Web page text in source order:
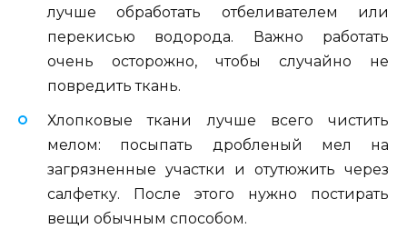
лучше обработать отбеливателем или
перекисью водорода. Важно работать
очень осторожно, чтобы случайно не
повредить ткань.
Хлопковые ткани лучше всего чистить
мелом: посыпать дробленый мел на
загрязненные участки и отутюжить через
салфетку. После этого нужно постирать
вещи обычным способом.